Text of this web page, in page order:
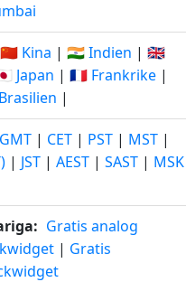
🇨🇳 Kina | 🇮🇳 Indien | 🇬🇧
Japan | 🇫🇷 Frankrike |
|
GMT | CET | PST | MST |
| JST | AEST | SAST | MSK
Gratis analog
| Gratis